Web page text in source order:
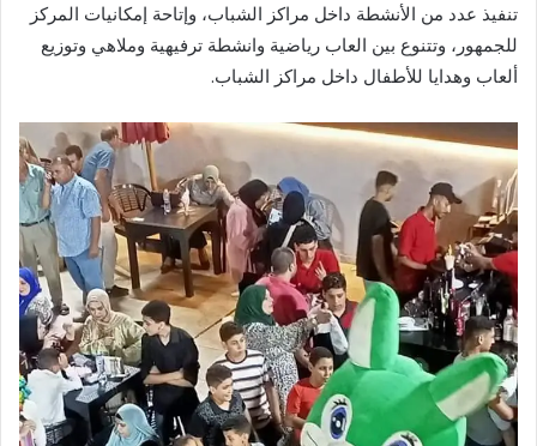
تنفيذ عدد من الأنشطة داخل مراكز الشباب، وإتاحة إمكانيات المركز
للجمهور، وتتنوع بين العاب رياضية وانشطة ترفيهية وملاهي وتوزيع
ألعاب وهدايا للأطفال داخل مراكز الشباب.